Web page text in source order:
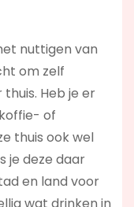
nuttigen van
om zelf
Heb je er
of
thuis ook wel
je deze daar
en land voor